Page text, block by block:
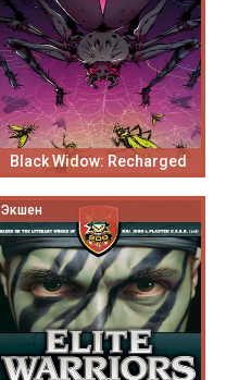
Black Widow: Recharged
Экшен